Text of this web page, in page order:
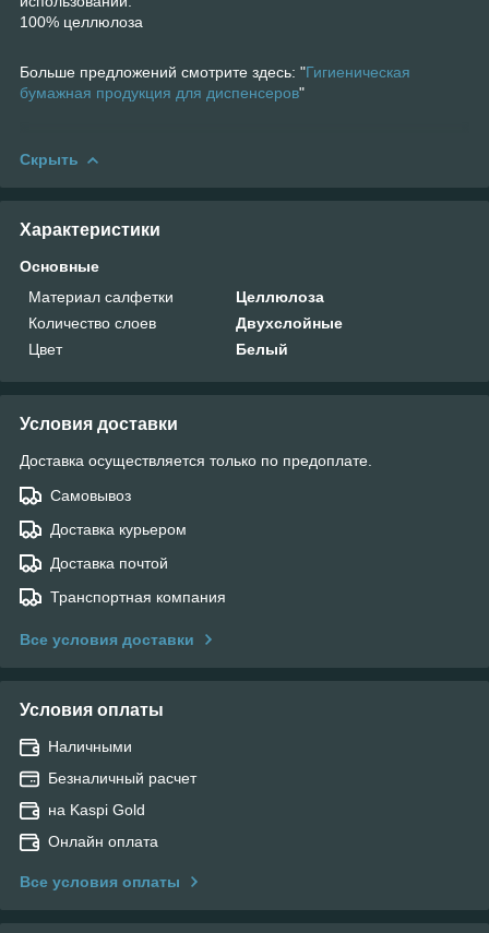
100% целлюлоза
Больше предложений смотрите здесь: "Гигиеническая
бумажная продукция для диспенсеров"
Скрыть
Характеристики
Основные
Материал салфетки
Целлюлоза
Количество слоев
Двухслойные
Цвет
Белый
Условия доставки
Доставка осуществляется только по предоплате.
Самовывоз
Доставка курьером
Доставка почтой
Транспортная компания
Все условия доставки
Условия оплаты
Наличными
Безналичный расчет
на Kaspi Gold
Онлайн оплата
Все условия оплаты